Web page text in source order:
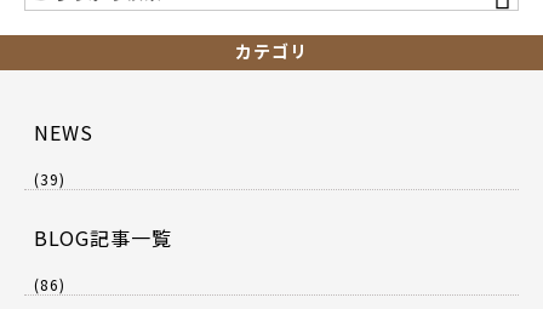
カテゴリ
NEWS
(39)
BLOG記事一覧
(86)